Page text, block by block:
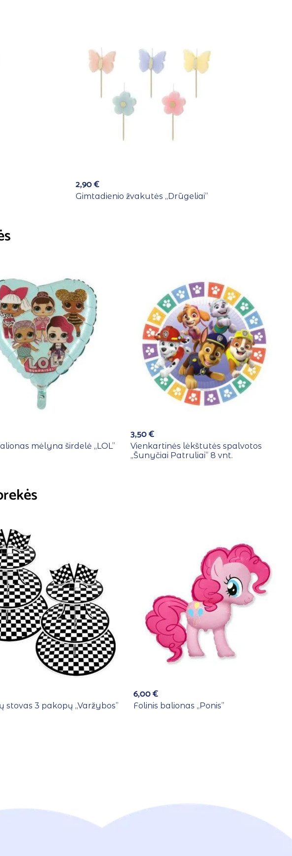
2,90€
Gimtadienio žvakutės ,,Drūgeliai”
mėlyna širdelė ,,LOL”
3,50€
Vienkartinės lėkštutės spalvotos
,,Šunyčiai Patruliai” 8 vnt.
stovas 3 pakopų ,,Varžybos”
6,00€
Folinis balionas ,,Ponis”